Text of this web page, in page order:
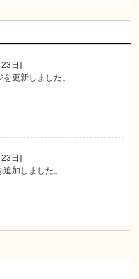
日]
更新しました。
日]
加しました。